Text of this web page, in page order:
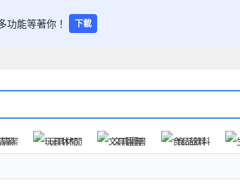
功能等著你！ 下載
潔 玩具休閒 文具圖書 食品飲料